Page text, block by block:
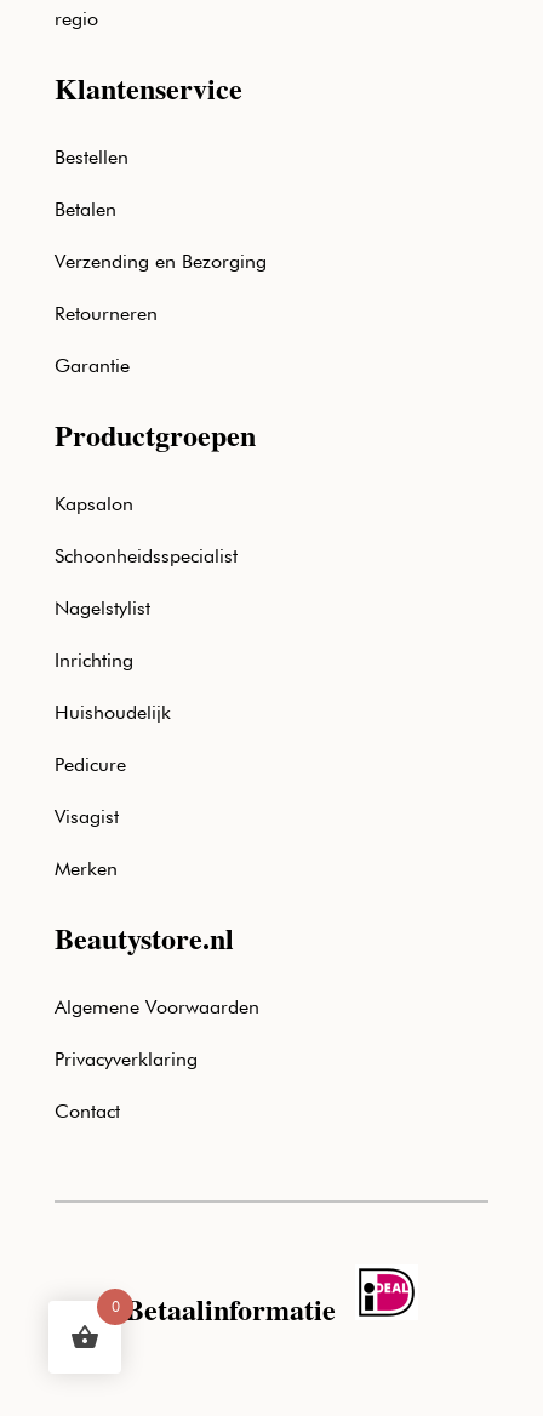
regio
Klantenservice
Bestellen
Betalen
Verzending en Bezorging
Retourneren
Garantie
Productgroepen
Kapsalon
Schoonheidsspecialist
Nagelstylist
Inrichting
Huishoudelijk
Pedicure
Visagist
Merken
Beautystore.nl
Algemene Voorwaarden
Privacyverklaring
Contact
Betaalinformatie
0